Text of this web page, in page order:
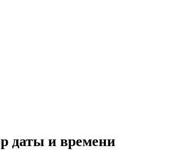
даты и времени